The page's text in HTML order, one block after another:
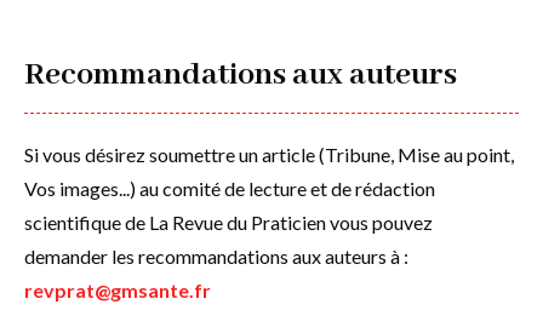
Recommandations aux auteurs
Si vous désirez soumettre un article (Tribune, Mise au point,
Vos images...) au comité de lecture et de rédaction
scientifique de La Revue du Praticien vous pouvez
demander les recommandations aux auteurs à :
revprat@gmsante.fr